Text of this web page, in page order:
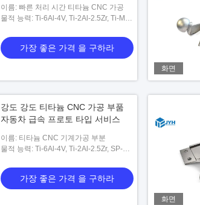
이름: 빠른 처리 시간 티타늄 CNC 가공
물적 능력: Ti-6Al-4V, Ti-2Al-2.5Zr, Ti-Mo-
1023, BT9, BT20, IMI829, IM
가장 좋은 가격 을 구하라
화면
강도 강도 티타늄 CNC 가공 부품
자동차 급속 프로토 타입 서비스
이름: 티타늄 CNC 기계가공 부분
물적 능력: Ti-6Al-4V, Ti-2Al-2.5Zr, SP-
BT20, IMI829, IMI834 또는 사용자 정의
가능
가장 좋은 가격 을 구하라
화면